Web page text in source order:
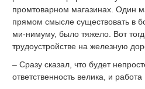
промтоварном магазинах. Один
прямом смысле существовать в
ми-нимуму, было тяжело. Вот
трудоустройстве на железную
– Сразу сказал, что будет
ответственность велика, и